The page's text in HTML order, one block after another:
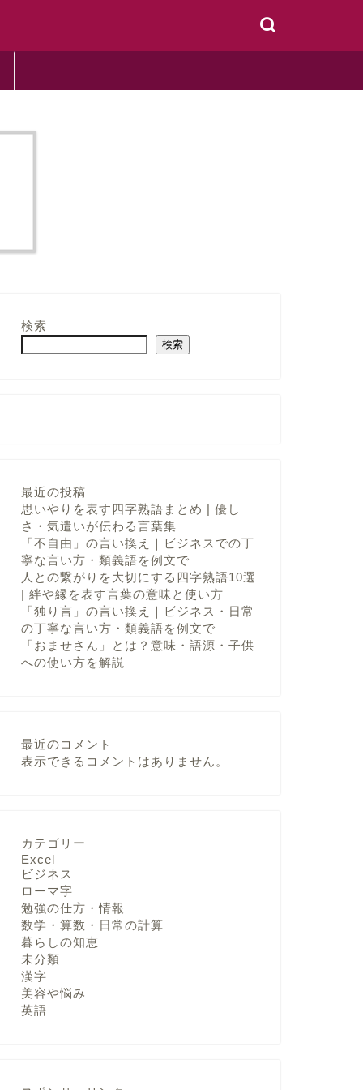
検索
検索
最近の投稿
思いやりを表す四字熟語まとめ | 優し
さ・気遣いが伝わる言葉集
「不自由」の言い換え｜ビジネスでの丁
寧な言い方・類義語を例文で
人との繋がりを大切にする四字熟語10選
| 絆や縁を表す言葉の意味と使い方
「独り言」の言い換え｜ビジネス・日常
の丁寧な言い方・類義語を例文で
「おませさん」とは？意味・語源・子供
への使い方を解説
最近のコメント
表示できるコメントはありません。
カテゴリー
Excel
ビジネス
ローマ字
勉強の仕方・情報
数学・算数・日常の計算
暮らしの知恵
未分類
漢字
美容や悩み
英語